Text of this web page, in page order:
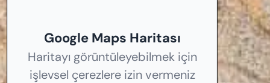
Google Maps Haritası
Haritayı görüntüleyebilmek için
işlevsel çerezlere izin vermeniz